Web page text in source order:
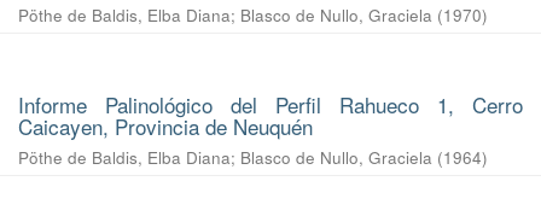
Pöthe de Baldis, Elba Diana; Blasco de Nullo, Graciela (1970)
Informe Palinológico del Perfil Rahueco 1, Cerro
Caicayen, Provincia de Neuquén
Pöthe de Baldis, Elba Diana; Blasco de Nullo, Graciela (1964)